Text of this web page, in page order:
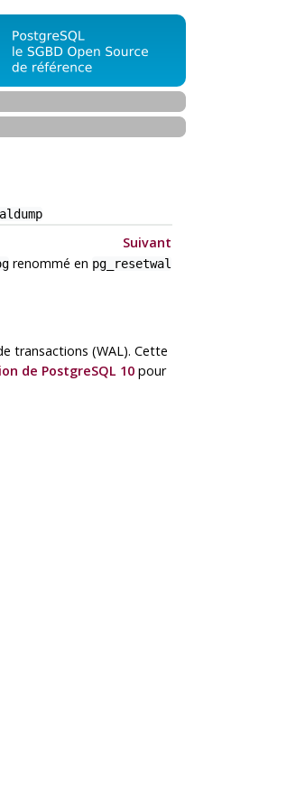
Suivant
renommé en pg_resetwal
transactions (WAL). Cette
de PostgreSQL 10 pour